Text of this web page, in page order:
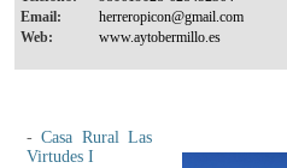
Email:
Web:
-Casa Rural Las
Virtudes I